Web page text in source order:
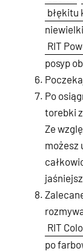
błękitu
RIT
posyp
Po
torebki
Ze
możesz
RIT
po